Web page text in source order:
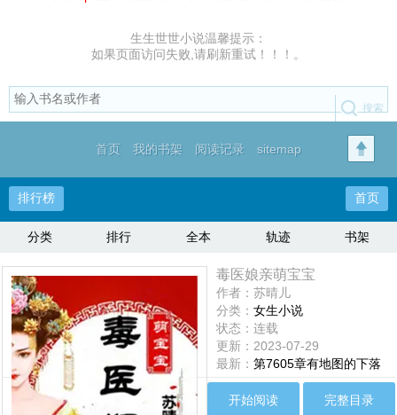
生生世世小说温馨提示：
如果页面访问失败,请刷新重试！！！。
首页 我的书架 阅读记录 sitemap
排行榜 首页
分类 排行 全本 轨迹 书架
毒医娘亲萌宝宝
作者：苏晴儿
分类：女生小说
状态：连载
更新：2023-07-29
最新：第7605章有地图的下落
吗？
开始阅读
完整目录